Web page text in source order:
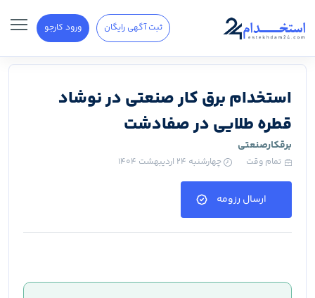
ثبت آگهی رایگان ورود کارجو
استخدام برق کار صنعتی در نوشاد
قطره طلایی در صفادشت
برقکارصنعتی
تمام وقت چهارشنبه ۲۴ اردیبهشت ۱۴۰۴
ارسال رزومه